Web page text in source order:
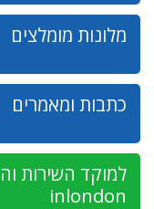
מלונות מומלצים
כתבות ומאמרים
למוקד השירות
inlondon